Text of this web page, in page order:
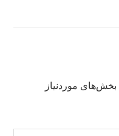
بخش‌های موردنیاز